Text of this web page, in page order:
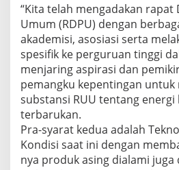
“Kita telah mengadakan rapat
Umum (RDPU) dengan
akademisi, asosiasi serta
spesifik ke perguruan tinggi
menjaring aspirasi dan
pemangku kepentingan untuk
substansi RUU tentang energi
terbarukan.
Pra-syarat kedua adalah
Kondisi saat ini dengan
nya produk asing dialami